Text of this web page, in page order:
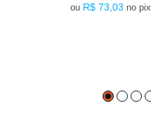
ou R$ 73,03 no pix